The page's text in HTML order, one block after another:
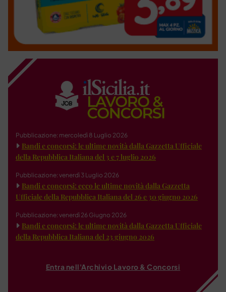
Pubblicazione: mercoledì 8 Luglio 2026
Bandi e concorsi: le ultime novità dalla Gazzetta Ufficiale
della Repubblica Italiana del 3 e 7 luglio 2026
Pubblicazione: venerdì 3 Luglio 2026
Bandi e concorsi: ecco le ultime novità dalla Gazzetta
Ufficiale della Repubblica Italiana del 26 e 30 giugno 2026
Pubblicazione: venerdì 26 Giugno 2026
Bandi e concorsi: le ultime novità dalla Gazzetta Ufficiale
della Repubblica Italiana del 23 giugno 2026
Entra nell'Archivio Lavoro & Concorsi